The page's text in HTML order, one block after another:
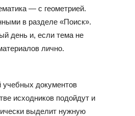
— с геометрией.
в разделе «Поиск».
день и, если тема не
лично.
учебных документов
исходников подойдут и
выделит нужную